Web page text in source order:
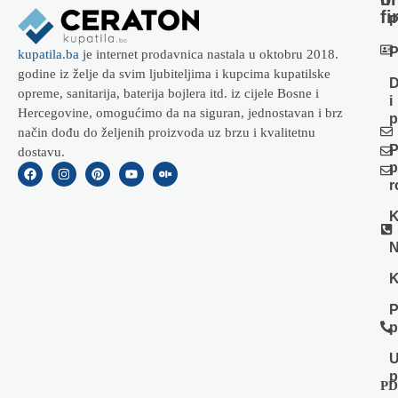
kupatila.ba je internet prodavnica nastala u oktobru 2018.
godine iz želje da svim ljubiteljima i kupcima kupatilske
opreme, sanitarija, baterija bojlera itd. iz cijele Bosne i
Hercegovine, omogućimo da na siguran, jednostavan i brz
način dođu do željenih proizvoda uz brzu i kvalitetnu
dostavu.
i